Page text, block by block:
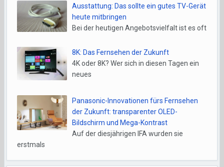
Ausstattung: Das sollte ein gutes TV-Gerät
heute mitbringen
Bei der heutigen Angebotsvielfalt ist es oft
8K: Das Fernsehen der Zukunft
4K oder 8K? Wer sich in diesen Tagen ein
neues
Panasonic-Innovationen fürs Fernsehen
der Zukunft: transparenter OLED-
Bildschirm und Mega-Kontrast
Auf der diesjährigen IFA wurden sie
erstmals